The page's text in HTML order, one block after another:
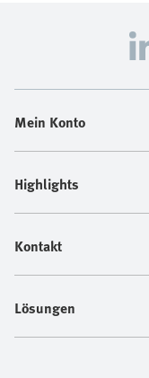
Mein Konto
Highlights
Kontakt
Lösungen